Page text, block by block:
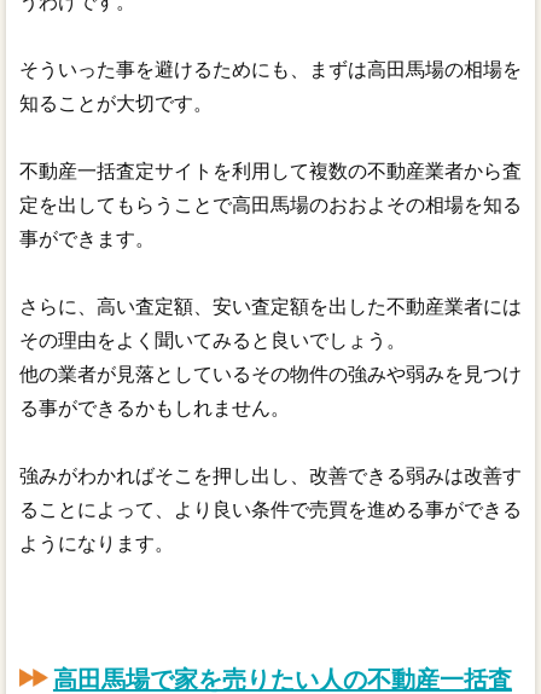
そういった事を避けるためにも、まずは高田馬場の相場を
知ることが大切です。
不動産一括査定サイトを利用して複数の不動産業者から査
定を出してもらうことで高田馬場のおおよその相場を知る
事ができます。
さらに、高い査定額、安い査定額を出した不動産業者には
その理由をよく聞いてみると良いでしょう。
他の業者が見落としているその物件の強みや弱みを見つけ
る事ができるかもしれません。
強みがわかればそこを押し出し、改善できる弱みは改善す
ることによって、より良い条件で売買を進める事ができる
ようになります。
高田馬場で家を売りたい人の不動産一括査